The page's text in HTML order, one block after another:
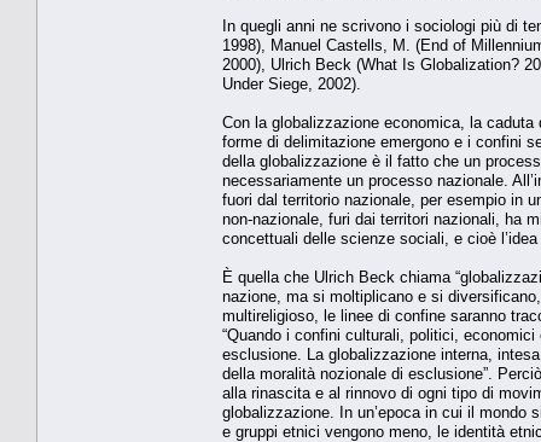
In quegli anni ne scrivono i sociologi più di
1998), Manuel Castells, M. (End of
2000), Ulrich Beck (What Is Globalization?
Under Siege, 2002).
Con la globalizzazione economica, la
forme di delimitazione emergono e i confini
della globalizzazione è il fatto che un
necessariamente un processo nazionale.
fuori dal territorio nazionale, per esempio in
non-nazionale, furi dai territori nazionali, ha
concettuali delle scienze sociali, e cioè
È quella che Ulrich Beck chiama
nazione, ma si moltiplicano e si
multireligioso, le linee di confine saranno
“Quando i confini culturali, politici,
esclusione. La globalizzazione interna,
della moralità nozionale di esclusione”.
alla rinascita e al rinnovo di ogni tipo di
globalizzazione. In un’epoca in cui il mondo
e gruppi etnici vengono meno, le identità